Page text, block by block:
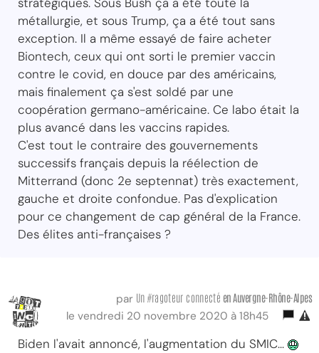
métallurgie, et sous Trump, ça a été tout sans
exception. Il a même essayé de faire acheter
Biontech, ceux qui ont sorti le premier vaccin
contre le covid, en douce par des américains,
mais finalement ça s'est soldé par une
coopération germano-américaine. Ce labo était la
plus avancé dans les vaccins rapides.
C'est tout le contraire des gouvernements
successifs français depuis la réélection de
Mitterrand (donc 2e septennat) très exactement,
gauche et droite confondue. Pas d'explication
pour ce changement de cap général de la France.
Des élites anti-françaises ?
par Un #ragoteur connecté en Auvergne-Rhône-Alpes
le vendredi 20 novembre 2020 à 18h45
Biden l'avait annoncé, l'augmentation du SMIC...